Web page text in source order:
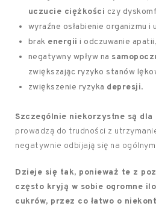
uczucie ciężkości czy
wyraźne osłabienie organizmu i
brak energii i odczuwanie apatii,
negatywny wpływ na
zwiększając ryzyko stanów
zwiększenie ryzyka depresji.
Szczególnie niekorzystne są dla
prowadzą do trudności z
negatywnie odbijają się na
Dzieje się tak, ponieważ te z
często kryją w sobie ogromne
cukrów, przez co łatwo o